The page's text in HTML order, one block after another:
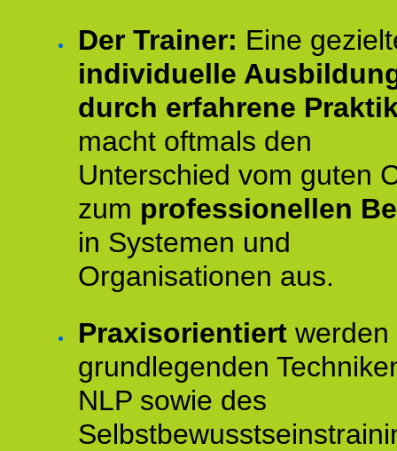
Der Trainer: Eine
individuelle
durch erfahrene
macht oftmals den
Unterschied vom guten
zum professionellen
in Systemen und
Organisationen aus.
Praxisorientiert werden
grundlegenden
NLP sowie des